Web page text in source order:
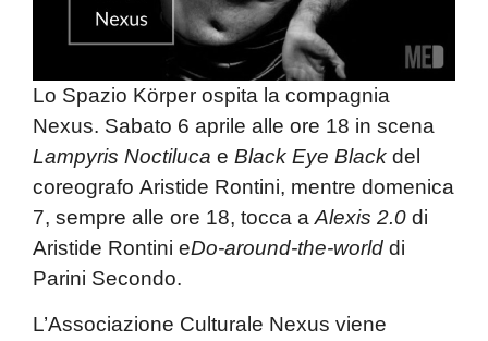
Lo Spazio Körper ospita la compagnia
Nexus. Sabato 6 aprile alle ore 18 in scena
Lampyris Noctiluca e Black Eye Black del
coreografo Aristide Rontini, mentre domenica
7, sempre alle ore 18, tocca a Alexis 2.0 di
Aristide Rontini eDo-around-the-world di
Parini Secondo.
L’Associazione Culturale Nexus viene